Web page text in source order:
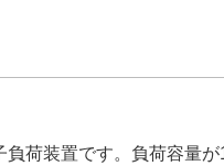
荷装置です。負荷容量